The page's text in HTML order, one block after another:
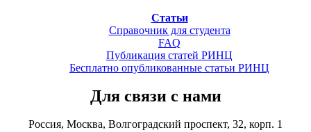
Статьи
Справочник для студента
FAQ
Публикация статей РИНЦ
Бесплатно опубликованные статьи РИНЦ
Для связи с нами
Россия, Москва, Волгоградский проспект, 32, корп. 1